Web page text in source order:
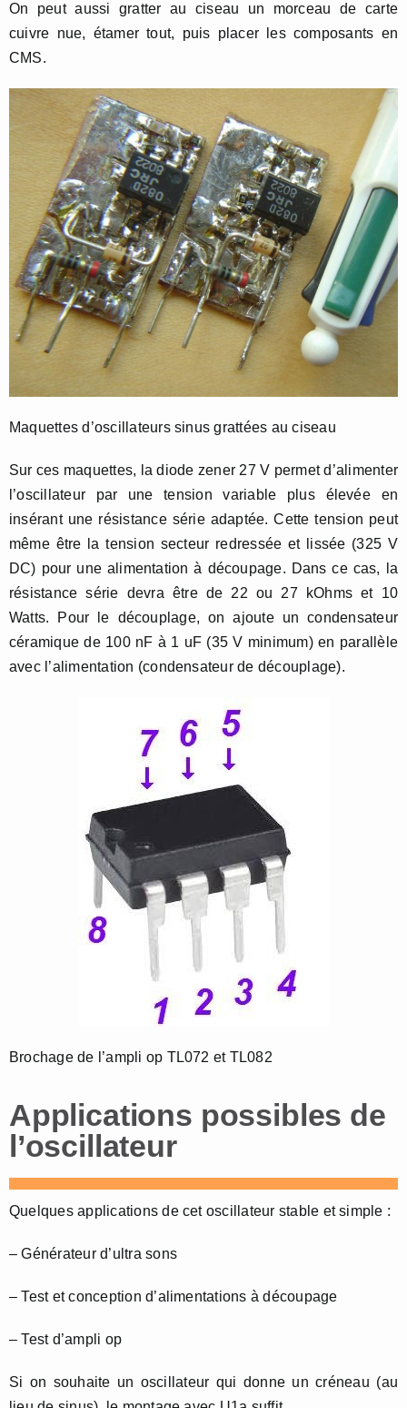
On peut aussi gratter au ciseau un morceau de carte
cuivre nue, étamer tout, puis placer les composants en
CMS.
Maquettes d’oscillateurs sinus grattées au ciseau
Sur ces maquettes, la diode zener 27 V permet d’alimenter
l’oscillateur par une tension variable plus élevée en
insérant une résistance série adaptée. Cette tension peut
même être la tension secteur redressée et lissée (325 V
DC) pour une alimentation à découpage. Dans ce cas, la
résistance série devra être de 22 ou 27 kOhms et 10
Watts. Pour le découplage, on ajoute un condensateur
céramique de 100 nF à 1 uF (35 V minimum) en parallèle
avec l’alimentation (condensateur de découplage).
Brochage de l’ampli op TL072 et TL082
Applications possibles de
l’oscillateur
Quelques applications de cet oscillateur stable et simple :
– Générateur d’ultra sons
– Test et conception d’alimentations à découpage
– Test d’ampli op
Si on souhaite un oscillateur qui donne un créneau (au